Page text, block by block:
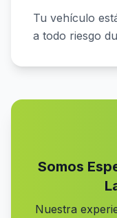
Tu vehículo
a todo riesgo
Somos
Nuestra